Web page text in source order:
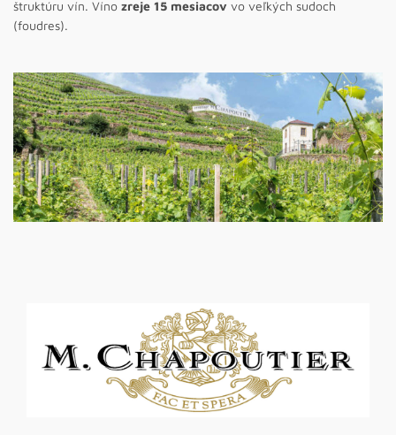
štruktúru vín. Víno zreje 15 mesiacov vo veľkých sudoch
(foudres).